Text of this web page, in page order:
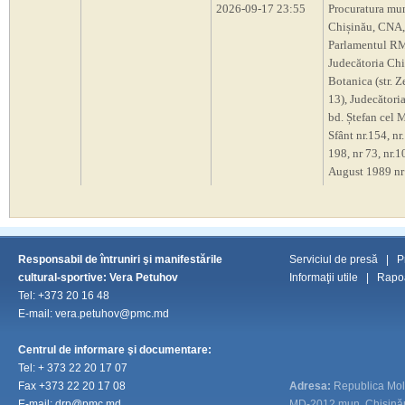
2026-09-17 23:55
Procuratura
Chișinău, CNA,
Parlamentul
Judecătoria
Botanica (str.
13),
bd. Ștefan cel
Sfânt nr.154,
198, nr 73,
August 1989 nr
Responsabil de întruniri şi manifestările
cultural-sportive: Vera Petuhov
Tel: +373 20 16 48
E-mail: vera.petuhov@pmc.md
Centrul de informare şi documentare:
Tel: + 373 22 20 17 07
Fax +373 22 20 17 08
Serviciul de presă
Informaţii utile
Adresa: Republica